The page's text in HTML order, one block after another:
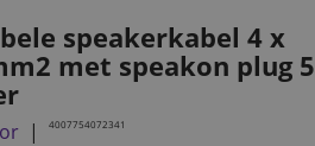
speakerkabel 4 x
met speakon plug 5
4007754072341